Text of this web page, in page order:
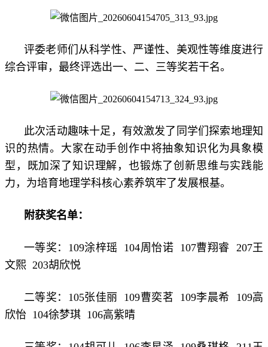
评委老师们从科学性、严谨性、美观性等维度进行
综合评审，最终评选出一、二、三等奖若干名。
此次活动趣味十足，有效激发了同学们探索地理知
识的热情。大家在动手创作中将抽象知识化为具象模
型，既加深了知识理解，也锻炼了创新思维与实践能
力，为培育地理学科核心素养筑牢了发展根基。
附获奖名单：
一等奖：109涂梓瑶 104周怡诺 107曹翔睿 207王
文熙 203胡欣悦
二等奖：105张佳丽 109曹奕茗 109李晨希 109高
欣怡 104徐梦琪 106高紫晴